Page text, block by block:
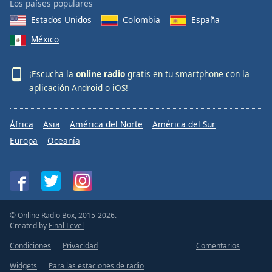
Los países populares
Estados Unidos
Colombia
España
México
¡Escucha la online radio gratis en tu smartphone con la
aplicación Android o iOS!
África Asia América del Norte
América del Sur
Europa
Oceanía
© Online Radio Box, 2015-2026.
Created by Final Level
Condiciones
Privacidad
Comentarios
Widgets
Para las estaciones de radio